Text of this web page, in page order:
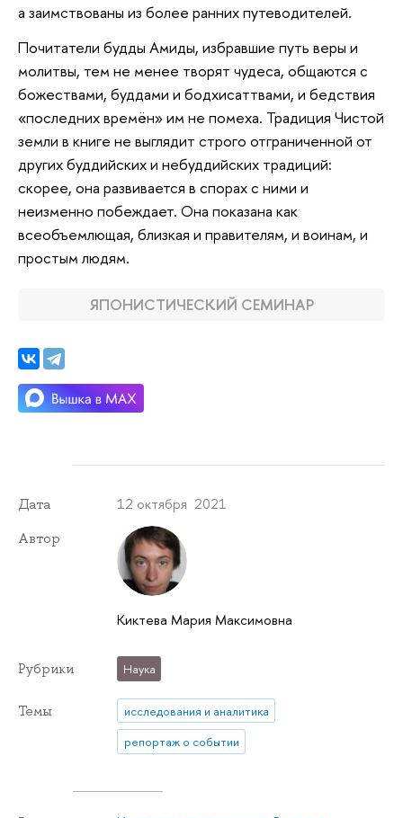
а заимствованы из более ранних путеводителей.
Почитатели будды Амиды, избравшие путь веры и
молитвы, тем не менее творят чудеса, общаются с
божествами, буддами и бодхисаттвами, и бедствия
«последних времён» им не помеха. Традиция Чистой
земли в книге не выглядит строго отграниченной от
других буддийских и небуддийских традиций:
скорее, она развивается в спорах с ними и
неизменно побеждает. Она показана как
всеобъемлющая, близкая и правителям, и воинам, и
простым людям.
ЯПОНИСТИЧЕСКИЙ СЕМИНАР
Дата 12 октября 2021
Автор
Киктева Мария Максимовна
Рубрики Наука
Темы
исследования и аналитика
репортаж о событии